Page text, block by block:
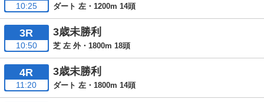
10:25 ダート 左・1200m 14頭
3R
10:50
3歳未勝利
芝 左 外・1800m 18頭
4R
11:20
3歳未勝利
ダート 左・1800m 14頭